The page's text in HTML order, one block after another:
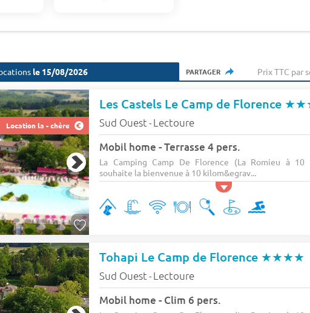
le 15/08/2026 PARTAGER Prix TTC par
Location la - chère
Les Castels Le Camp de Florence
Sud Ouest- Lectoure
Mobil home - Terrasse 4 pers.
La Camping Camp De Florence (La Romieu à 10
souhaite la bienvenue à 10 kilom&egrav...
Tohapi Le Camp de Florence ★★★★
Sud Ouest - Lectoure
Mobil home - Clim 6 pers.